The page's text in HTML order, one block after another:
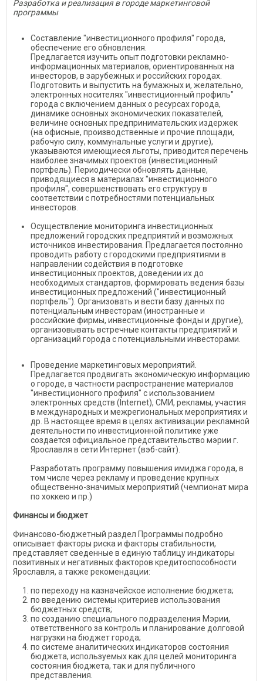
Разработка и реализация в городе маркетинговой
программы
Составление "инвестиционного профиля" города,
обеспечение его обновления.
Предлагается изучить опыт подготовки рекламно-
информационных материалов, ориентированных на
инвесторов, в зарубежных и российских городах.
Подготовить и выпустить на бумажных и, желательно,
электронных носителях "инвестиционный профиль"
города с включением данных о ресурсах города,
динамике основных экономических показателей,
величине основных предпринимательских издержек
(на офисные, производственные и прочие площади,
рабочую силу, коммунальные услуги и другие),
указываются имеющиеся льготы, приводится перечень
наиболее значимых проектов (инвестиционный
портфель). Периодически обновлять данные,
приводящиеся в материалах "инвестиционного
профиля", совершенствовать его структуру в
соответствии с потребностями потенциальных
инвесторов.
Осуществление мониторинга инвестиционных
предложений городских предприятий и возможных
источников инвестирования. Предлагается постоянно
проводить работу с городскими предприятиями в
направлении содействия в подготовке
инвестиционных проектов, доведении их до
необходимых стандартов, формировать ведения базы
инвестиционных предложений ("инвестиционный
портфель"). Организовать и вести базу данных по
потенциальным инвесторам (иностранные и
российские фирмы, инвестиционные фонды и другие),
организовывать встречные контакты предприятий и
организаций города с потенциальными инвесторами.
Проведение маркетинговых мероприятий.
Предлагается продвигать экономическую информацию
о городе, в частности распространение материалов
"инвестиционного профиля" с использованием
электронных средств (Internet), СМИ, рекламы, участия
в международных и межрегиональных мероприятиях и
др. В настоящее время в целях активизации рекламной
деятельности по инвестиционной политике уже
создается официальное представительство мэрии г.
Ярославля в сети Интернет (вэб-сайт).
Разработать программу повышения имиджа города, в
том числе через рекламу и проведение крупных
общественно-значимых мероприятий (чемпионат мира
по хоккею и пр.)
Финансы и бюджет
Финансово-бюджетный раздел Программы подробно
описывает факторы риска и факторы стабильности,
представляет сведенные в единую таблицу индикаторы
позитивных и негативных факторов кредитоспособности
Ярославля, а также рекомендации:
по переходу на казначейское исполнение бюджета;
по введению системы критериев использования
бюджетных средств;
по созданию специального подразделения Мэрии,
ответственного за контроль и планирование долговой
нагрузки на бюджет города;
по системе аналитических индикаторов состояния
бюджета, используемых как для целей мониторинга
состояния бюджета, так и для публичного
представления.